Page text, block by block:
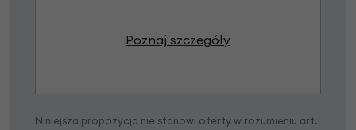
Poznaj szczegóły
Niniejsza propozycja nie stanowi oferty w rozumieniu art.